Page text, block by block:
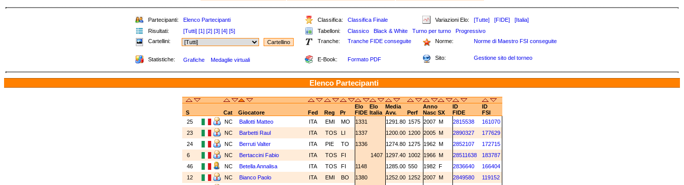
Partecipanti: Elenco Partecipanti Classifica: Classifica Finale Variazioni Elo: [Tutte] [FIDE]
[Italia]
Risultati:
[Tutti] [1] [2] [3] [4] [5] Tabelloni: Classico Black & White Turno per turno
Progressivo
Cartellini:
Tranche: Tranche FIDE conseguite Norme: Norme di Maestro FSI conseguite
Statistiche: Grafiche Medaglie virtuali E-Book: Formato PDF Sito: Gestione sito del torneo
Elenco Partecipanti
Elo Elo Media Anno ID
ID
S
Cat Giocatore Fed Reg Pr FIDE Italia Avv. Perf Nasc SX FIDE
FSI
25
NC Ballotti Matteo ITA EMI MO 1331 1291.80 1575 2007 M 2815538
161070
23
NC Barbetti Raul ITA TOS LI 1337 1200.00 1200 2005 M 2890327
177629
24
NC Berruti Valter ITA PIE TO 1336 1274.80 1275 1962 M 2852107
172715
6
NC Bertaccini Fabio ITA TOS FI 1407 1297.40 1002 1966 M 28511638
183787
46
NC Betella Annalisa ITA TOS FI 1148 1285.00 550 1982 F 2836640
166404
12
NC Bianco Paolo ITA EMI BO 1380 1252.00 1252 2007 M 2849580
119152